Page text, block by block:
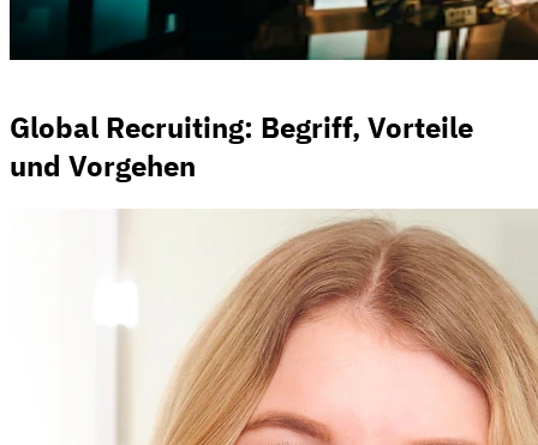
Global Recruiting: Begriff, Vorteile
und Vorgehen